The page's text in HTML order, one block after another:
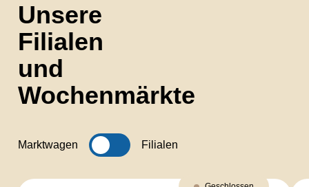
Unsere
Filialen
und
Wochenmärkte
Marktwagen Filialen